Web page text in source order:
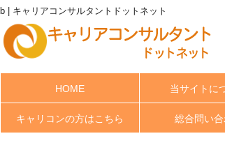
b | キャリアコンサルタントドットネット
HOME 当サイトに
キャリコンの方はこちら 総合問い